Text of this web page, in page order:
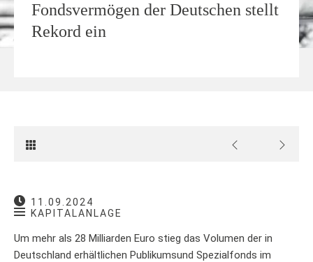
Fondsvermögen der Deutschen stellt
Rekord ein
11.09.2024
KAPITALANLAGE
Um mehr als 28 Milliarden Euro stieg das Volumen der in
Deutschland erhältlichen Publikumsund Spezialfonds im